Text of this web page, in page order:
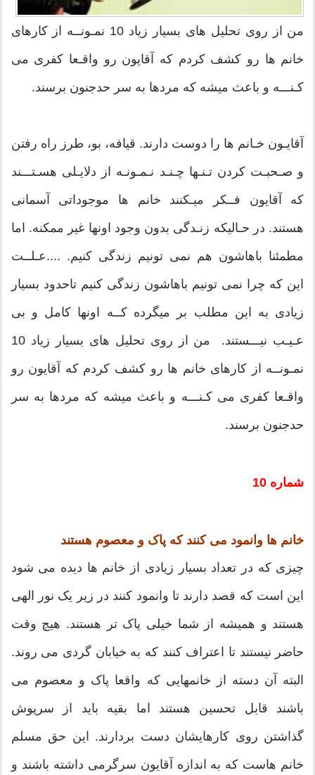
من از روی تحلیل های بسیار زیاد 10 نمـونــه از کارهای
خانم ها رو کشف کردم که آقایون رو واقـعا کفری می
کـنـــه و باعث میشه که مردها به سر حدجنون برسند.
آقایـون خـانم ها را دوست دارند. قیافه، بو، طرز راه رفتن
و صـحبـت کردن تـنـها چـنـد نـمـونـه از دلایـلی هسـتـــند
که آقایون فــکر میـکنند خانم ها موجوداتی آسمانی
هستند. در حـالیکه زنـدگی بدون وجود اونها غیر ممکنه. اما
مطمئنا باهاشون هم نمی تونیم زندگی کنیم. ....عـلــت
این که چرا نمی تونیم باهاشون زندگی کنیم تاحدود بسیار
زیادی به این مطلب بر میگرده کــه اونها کامل و بی
عـیـب نیـــستند. من از روی تحلیل های بسیار زیاد 10
نمـونــه از کارهای خانم ها رو کشف کردم که آقایون رو
واقـعا کفری می کـنـــه و باعث میشه که مردها به سر
حدجنون برسند.
شماره 10
خانم ها وانمود می کنند که پاک و معصوم هستند
چیزی که در تعداد بسیار زیادی از خانم ها دیده می شود
این است که قصد دارند تا وانمود کنند در زیر یک نور الهی
هستند و همیشه از شما خیلی پاک تر هستند. هیچ وقت
حاضر نیستند تا اعتراف کنند که به خیابان گردی می روند.
البته آن دسته از خانمهایی که واقعا پاک و معصوم می
باشند قابل تحسین هستند اما بقیه باید از سرپوش
گذاشتن روی کارهایشان دست بردارند. این حق مسلم
خانم هاست که به اندازه آقایون سرگرمی داشته باشند و